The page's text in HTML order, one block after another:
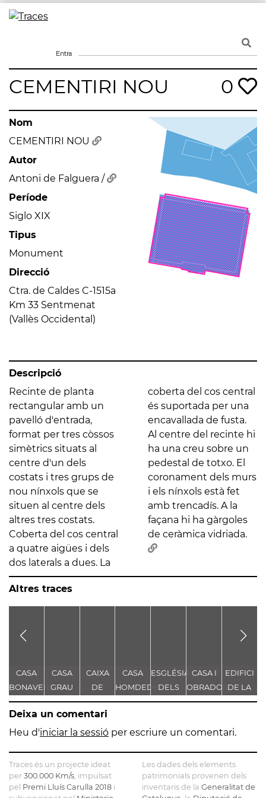
Skip
Entra
CEMENTIRI NOU 0
Nom
CEMENTIRI NOU
Autor
Antoni de Falguera /
Període
Siglo XIX
Tipus
Monument
Direcció
Ctra. de Caldes C-1515a
Km 33 Sentmenat
(Vallès Occidental)
Descripció
Recinte de planta
rectangular amb un
pavelló d'entrada,
format per tres còssos
simètrics situats al
centre d'un dels
costats i tres grups de
nou nínxols que se
situen al centre dels
altres tres costats.
Coberta del cos central
a quatre aigües i dels
dos laterals a dues. La
coberta del cos central
és suportada per una
encavallada de fusta.
Al centre del recinte hi
ha una creu sobre un
pedestal de totxo. El
coronament dels murs
i els nínxols està fet
amb trencadís. A la
façana hi ha gàrgoles
de ceràmica vidriada.
Altres traces
CASA
BONAVENTURA
FERRER
CASA
GRAU
PLA
CAIXA
DE
PENSIONS
I
D'ESTALVIS
CASA
HOMDEDEU
ESGLÉSIA
DELS
TRINITARIS
ESGLÉSIA
CASA I
OBRADOR
DE
MARCO -
EDIFICI
DE LA
CAIXA
Deixa un comentari
Heu d'iniciar la sessió per escriure un comentari.
Traces és un projecte ideat
per 300.000 Km/s , impulsat
pel Premi Lluís Carulla 2018 i
Les dades dels elements
patrimonials provenen dels
inventaris de la Generalitat de